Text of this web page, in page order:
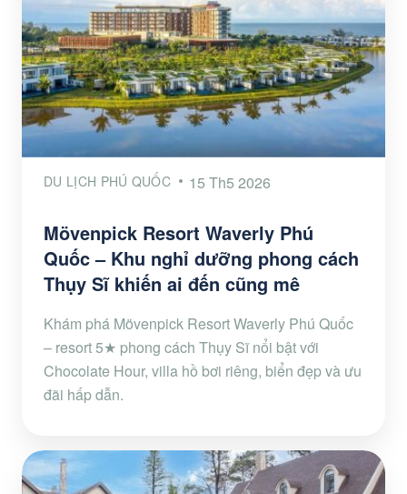
DU LỊCH PHÚ QUỐC 15 Th5 2026
Mövenpick Resort Waverly Phú
Quốc – Khu nghỉ dưỡng phong cách
Thụy Sĩ khiến ai đến cũng mê
Khám phá Mövenpick Resort Waverly Phú Quốc
– resort 5★ phong cách Thụy Sĩ nổi bật với
Chocolate Hour, villa hồ bơi riêng, biển đẹp và ưu
đãi hấp dẫn.